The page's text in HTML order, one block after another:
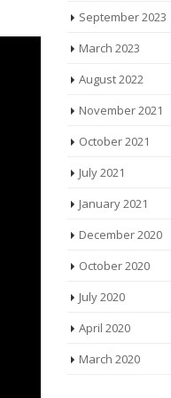
September 2023
March 2023
August 2022
November 2021
October 2021
July 2021
January 2021
December 2020
October 2020
July 2020
April 2020
March 2020